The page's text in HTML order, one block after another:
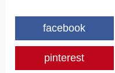
facebook
pinterest